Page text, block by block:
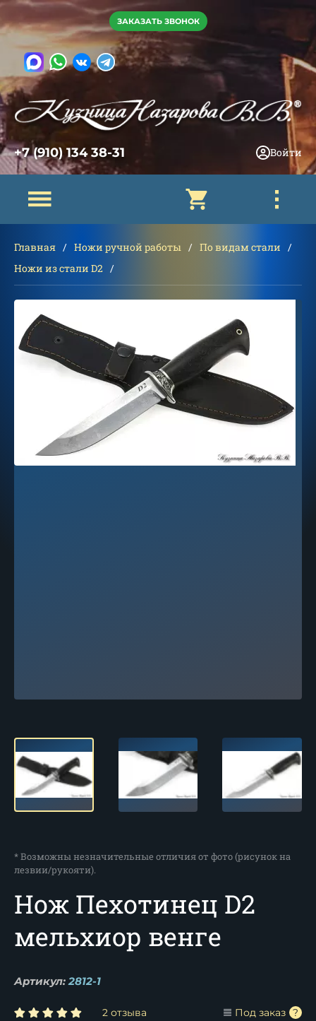
ЗАКАЗАТЬ ЗВОНОК
+7 (910) 134 38-31 Войти
Главная Ножи ручной работы
По видам стали
Ножи из стали D2
* Возможны незначительные отличия от фото (рисунок на
лезвии/рукояти).
Нож Пехотинец D2
мельхиор венге
Артикул: 2812-1
2 отзыва Под заказ